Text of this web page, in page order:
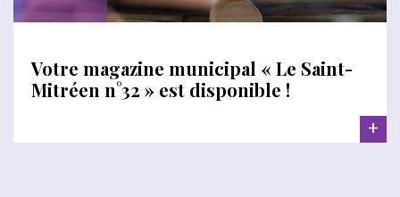
Votre magazine municipal « Le Saint-
Mitréen n°32 » est disponible !
+